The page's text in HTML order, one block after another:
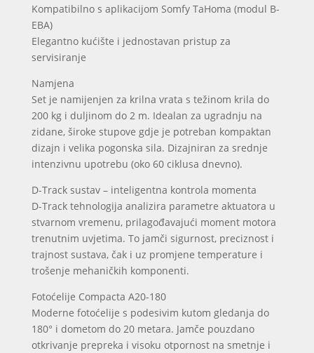
Kompatibilno s aplikacijom Somfy TaHoma (modul B-
EBA)
Elegantno kućište i jednostavan pristup za
servisiranje
Namjena
Set je namijenjen za krilna vrata s težinom krila do
200 kg i duljinom do 2 m. Idealan za ugradnju na
zidane, široke stupove gdje je potreban kompaktan
dizajn i velika pogonska sila. Dizajniran za srednje
intenzivnu upotrebu (oko 60 ciklusa dnevno).
D-Track sustav – inteligentna kontrola momenta
D-Track tehnologija analizira parametre aktuatora u
stvarnom vremenu, prilagođavajući moment motora
trenutnim uvjetima. To jamči sigurnost, preciznost i
trajnost sustava, čak i uz promjene temperature i
trošenje mehaničkih komponenti.
Fotoćelije Compacta A20-180
Moderne fotoćelije s podesivim kutom gledanja do
180° i dometom do 20 metara. Jamče pouzdano
otkrivanje prepreka i visoku otpornost na smetnje i